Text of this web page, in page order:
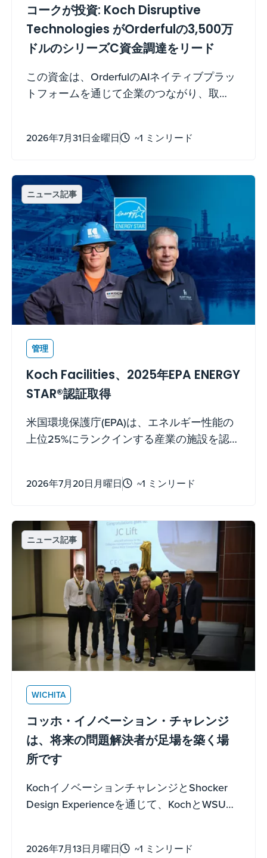
コークが投資: Koch Disruptive
Technologies がOrderfulの3,500万
ドルのシリーズC資金調達をリード
この資金は、OrderfulのAIネイティブプラッ
トフォームを通じて企業のつながり、取
2026年7月31日金曜日 ~1 ミンリード
ニュース記事
管理
Koch Facilities、2025年EPA ENERGY
STAR®認証取得
米国環境保護庁(EPA)は、エネルギー性能の
上位25%にランクインする産業の施設を認定
Koch Fertilizer 社)に授与しました。
2026年7月20日月曜日 ~1 ミンリード
ニュース記事
WICHITA
コッホ・イノベーション・チャレンジ
は、将来の問題解決者が足場を築く場
所です
KochイノベーションチャレンジとShocker
Design Experienceを通じて、KochとWSUは
2026年7月13日月曜日 ~1 ミンリード